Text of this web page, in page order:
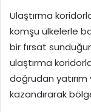
Ulaştırma
komşu ülkelerle
bir fırsat
ulaştırma
doğrudan
kazandırarak